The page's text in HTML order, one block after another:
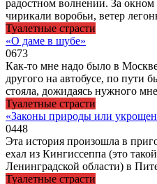
радостном волнении. За окном
чирикали воробьи, ветер
Туалетные страсти
«О даме в шубе»
0673
Как-то мне надо было в
другого на автобусе, по пути
стояла, дожидаясь нужного
Туалетные страсти
«Законы природы или
0448
Эта история произошла в
ехал из Кингиссеппа (это
Ленинградской области) в
Туалетные страсти